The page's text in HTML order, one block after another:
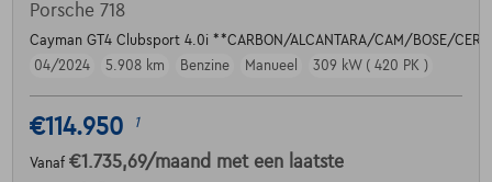
Porsche 718
Cayman GT4 Clubsport 4.0i **CARBON/ALCANTARA/CAM/BOSE/
04/2024
5.908 km Benzine Manueel 309 kW ( 420 PK )
€114.950 1
Vanaf €1.735,69/maand met een laatste